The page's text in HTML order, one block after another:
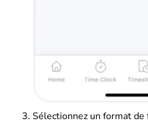
Sélectionnez un format de